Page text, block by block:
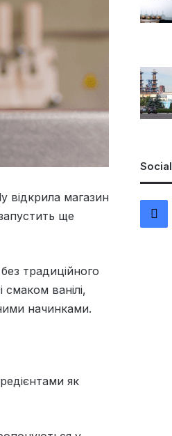
відкрила магазин
ще
традиційного
ванілі,
начинками.
як
Social